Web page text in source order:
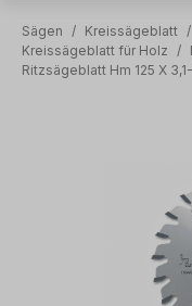
Sägen / Kreissägeblatt /
Kreissägeblatt für Holz
/
Ritzsägeblatt Hm 125 X